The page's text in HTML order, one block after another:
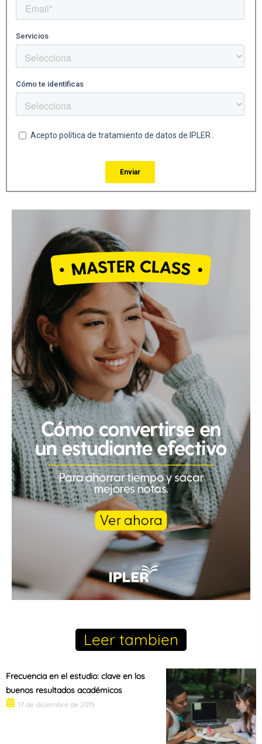
Leer tambien
Frecuencia en el estudio: clave en los
buenos resultados académicos
17 de diciembre de 2015